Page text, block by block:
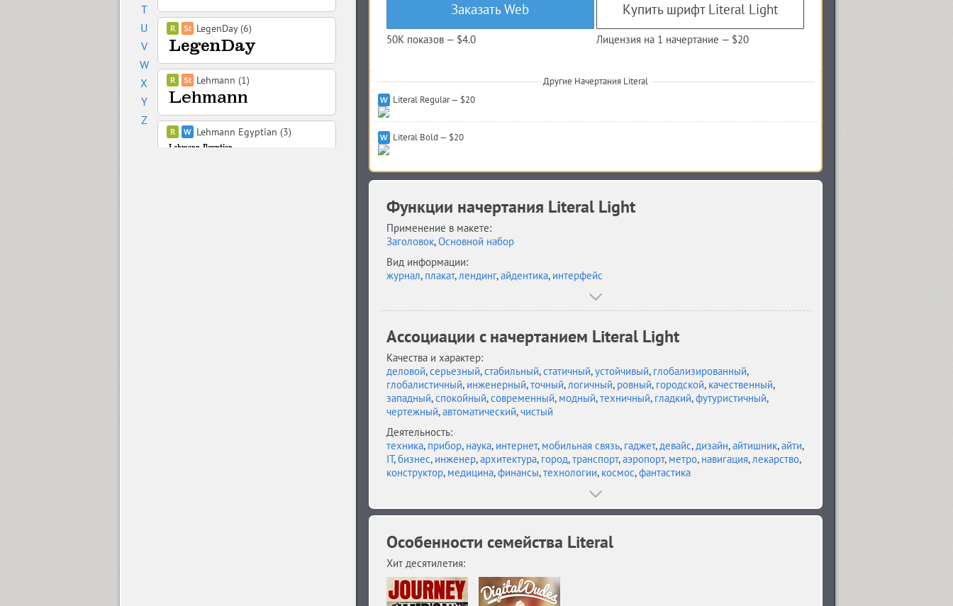
T
U
V
W
X
Y
Z
LegenDay (6)
Lehmann (1)
Lehmann Egyptian (3)
Заказать Web
50K показов — $4.0
Купить шрифт Literal Light
Лицензия на 1 начертание — $20
Другие Начертания Literal
Literal Regular — $20
Literal Bold — $20
Функции начертания Literal Light
Применение в макете:
Заголовок,Основной набор
Вид информации:
журнал, плакат,лендинг,айдентика, интерфейс
Ассоциации c начертанием Literal Light
Качества и характер:
деловой,серьезный,стабильный,статичный,устойчивый, глобализированный,
глобалистичный, инженерный,точный,логичный, ровный, городской, качественный,
западный,спокойный,современный, модный,техничный, гладкий,футуристичный,
чертежный,автоматический,чистый
Деятельность:
техника, прибор, наука, интернет, мобильная связь, гаджет,девайс,дизайн,айтишник,айти,
IT,бизнес, инженер,архитектура, город,транспорт,аэропорт, метро, навигация,лекарство,
конструктор, медицина,финансы,технологии, космос,фантастика
Особенности семейства Literal
Хит десятилетия: